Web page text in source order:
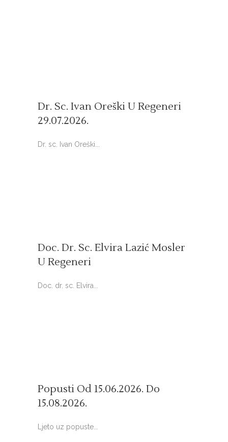
Dr. Sc. Ivan Oreški U Regeneri
29.07.2026.
Dr. sc. Ivan Oreški...
Doc. Dr. Sc. Elvira Lazić Mosler
U Regeneri
Doc. dr. sc. Elvira...
Popusti Od 15.06.2026. Do
15.08.2026.
Ljeto uz popuste...